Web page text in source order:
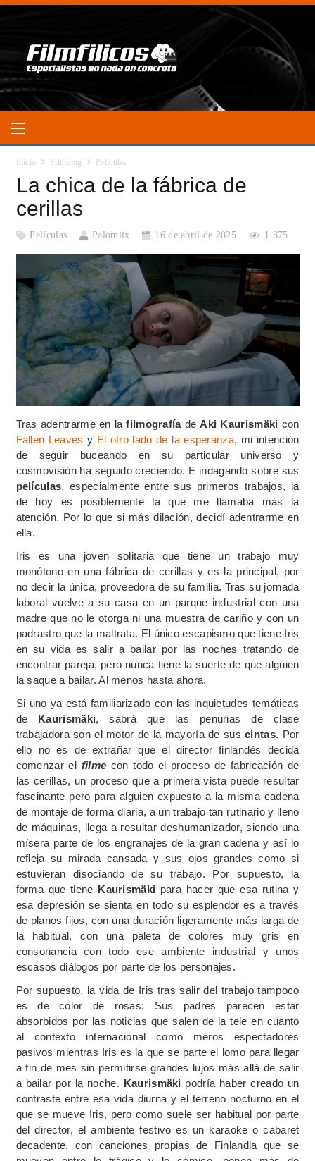
Inicio Filmblog Películas
La chica de la fábrica de
cerillas
Películas Palomiix 16 de abril de 2025 1.375
Tras adentrarme en lafilmografíadeAki Kaurismäki con
Fallen Leaves y El otro lado de la esperanza, mi intención
de seguir buceando en su particular universo y
cosmovisión ha seguido creciendo. E indagando sobre sus
películas, especialmente entre sus primeros trabajos, la
de hoy es posiblemente la que me llamaba más la
atención. Por lo que si más dilación, decidí adentrarme en
ella.
Iris es una joven solitaria que tiene un trabajo muy
monótono en una fábrica de cerillas y es la principal, por
no decir la única, proveedora de su familia. Tras su jornada
laboral vuelve a su casa en un parque industrial con una
madre que no le otorga ni una muestra de cariño y con un
padrastro que la maltrata. El único escapismo que tiene Iris
en su vida es salir a bailar por las noches tratando de
encontrar pareja, pero nunca tiene la suerte de que alguien
la saque a bailar. Al menos hasta ahora.
Si uno ya está familiarizado con las inquietudes temáticas
de Kaurismäki, sabrá que las penurias de clase
trabajadora son el motor de la mayoría de suscintas. Por
ello no es de extrañar que el director finlandés decida
comenzar el filme con todo el proceso de fabricación de
las cerillas, un proceso que a primera vista puede resultar
fascinante pero para alguien expuesto a la misma cadena
de montaje de forma diaria, a un trabajo tan rutinario y lleno
de máquinas, llega a resultar deshumanizador, siendo una
mísera parte de los engranajes de la gran cadena y así lo
refleja su mirada cansada y sus ojos grandes como si
estuvieran disociando de su trabajo. Por supuesto, la
forma que tiene Kaurismäki para hacer que esa rutina y
esa depresión se sienta en todo su esplendor es a través
de planos fijos, con una duración ligeramente más larga de
la habitual, con una paleta de colores muy gris en
consonancia con todo ese ambiente industrial y unos
escasos diálogos por parte de los personajes.
Por supuesto, la vida de Iris tras salir del trabajo tampoco
es de color de rosas: Sus padres parecen estar
absorbidos por las noticias que salen de la tele en cuanto
al contexto internacional como meros espectadores
pasivos mientras Iris es la que se parte el lomo para llegar
a fin de mes sin permitirse grandes lujos más allá de salir
a bailar por la noche. Kaurismäki podría haber creado un
contraste entre esa vida diurna y el terreno nocturno en el
que se mueve Iris, pero como suele ser habitual por parte
del director, el ambiente festivo es un karaoke o cabaret
decadente, con canciones propias de Finlandia que se